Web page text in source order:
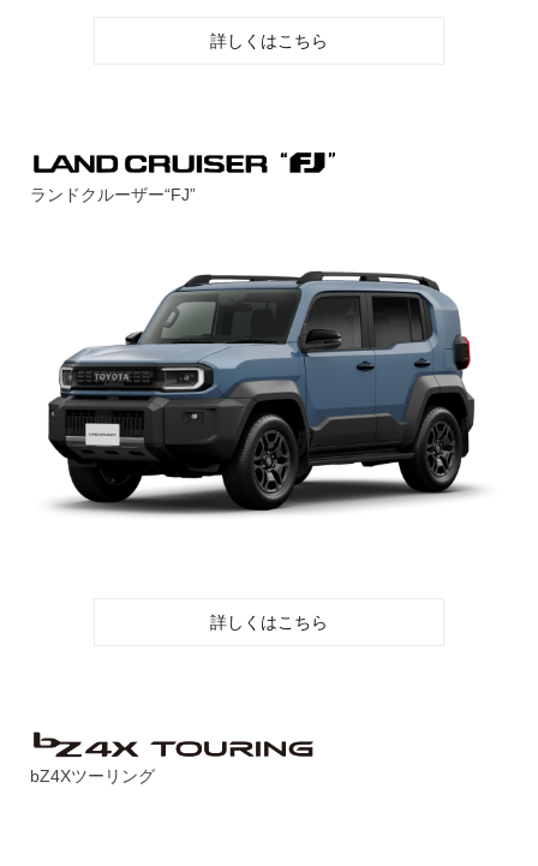
詳しくはこちら
ランドクルーザー“FJ”
詳しくはこちら
bZ4Xツーリング